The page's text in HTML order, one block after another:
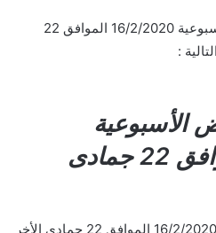
وتشمل عروض لولو الرياض الأسبوعية 16/2/2020 الموافق 22
الأسبوعية
16/2/2020 الموافق 22 جمادى
لولو الرياض الأسبوعية 16/2/2020 الموافق 22 جمادى الأخر